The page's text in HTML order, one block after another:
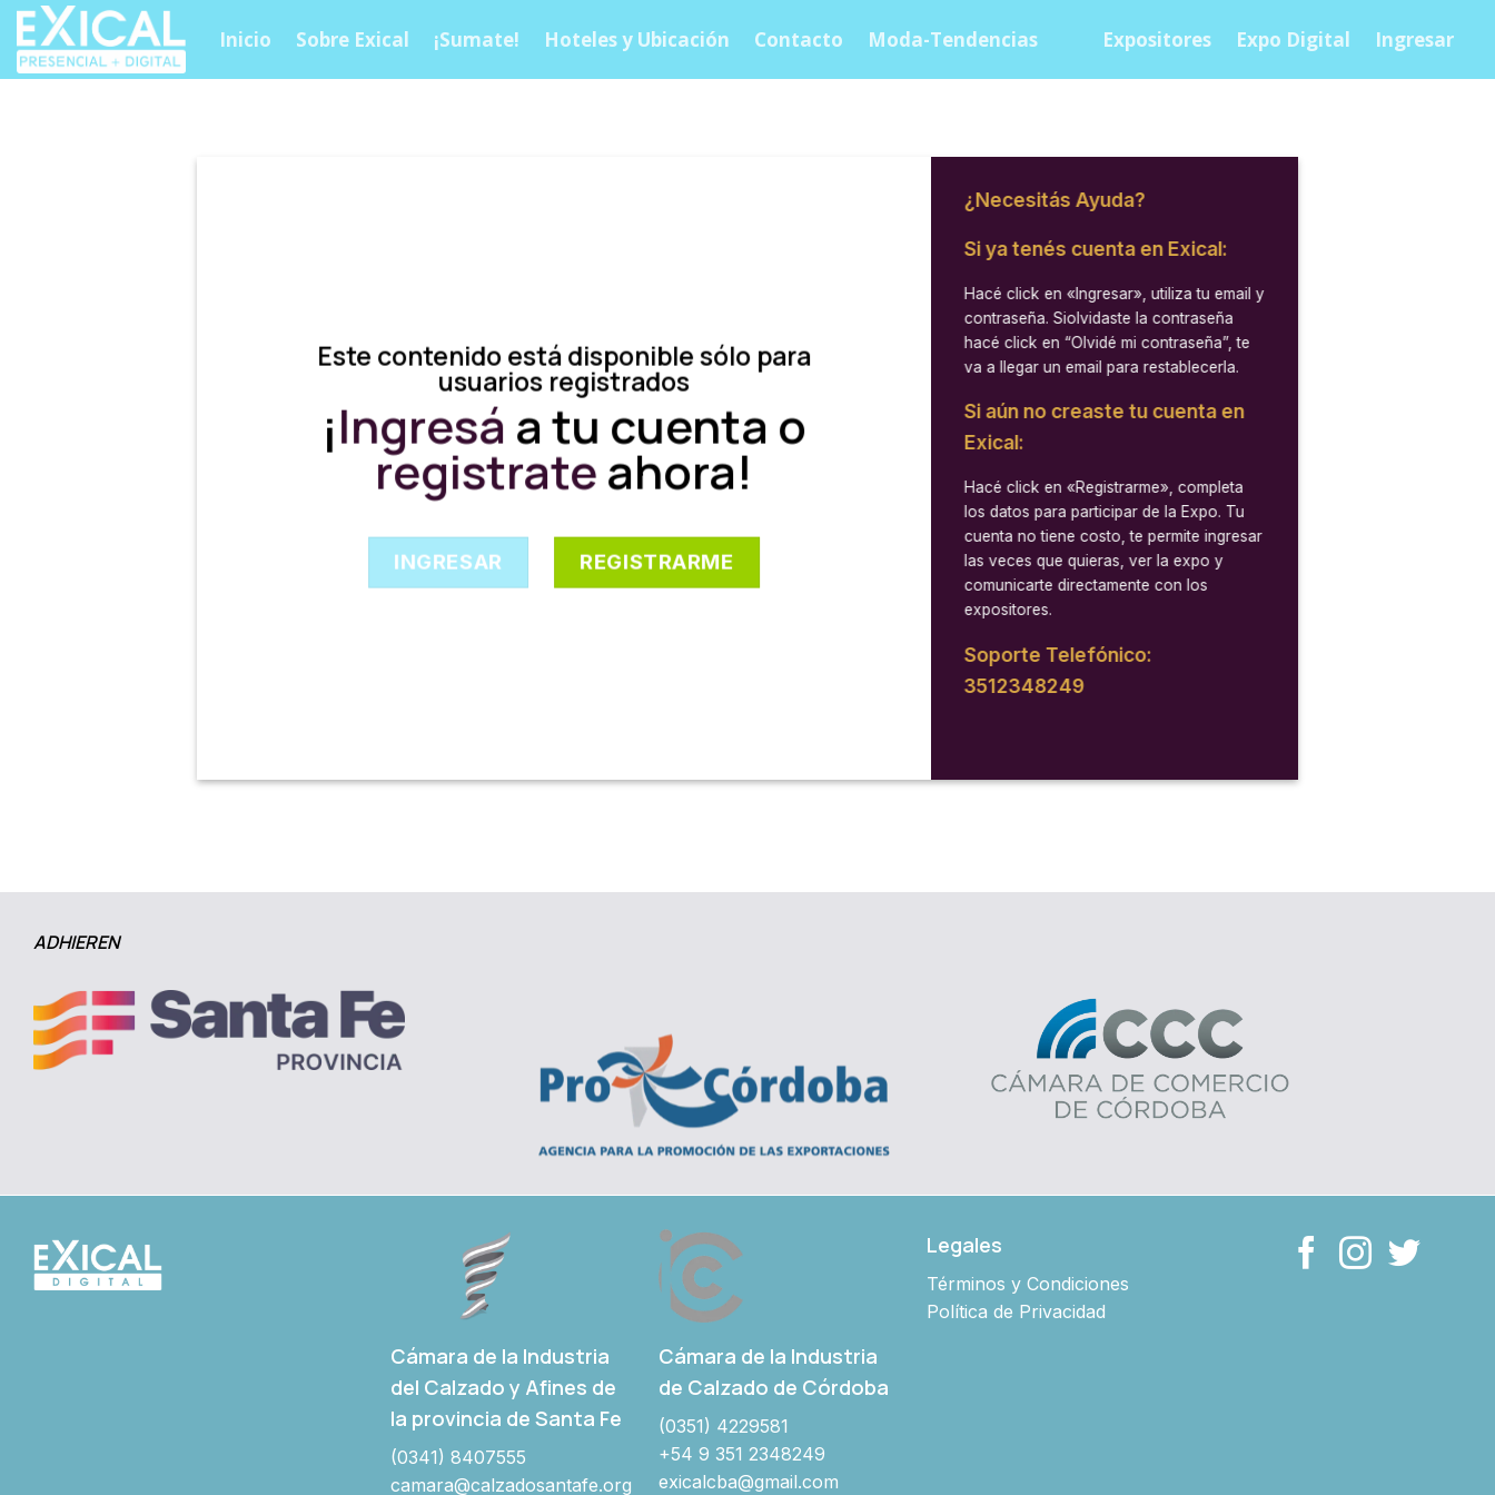
Skip
content
Inicio Sobre Exical ¡Sumate! Hoteles y Ubicación Contacto Moda-Tendencias Expositores Expo Digital Ingresar
Este contenido está disponible sólo para
usuarios registrados
¡Ingresá a tu cuenta o
registrateahora!
INGRESAR REGISTRARME
¿Necesitás Ayuda?
Si ya tenés cuenta en Exical:
Hacé click en «Ingresar», utiliza tu email y
contraseña. Siolvidaste la contraseña
hacé click en “Olvidé mi contraseña”, te
va a llegar un email para restablecerla.
Si aún no creaste tu cuenta en
Exical:
Hacé click en «Registrarme», completa
los datos para participar de la Expo. Tu
cuenta no tiene costo, te permite ingresar
las veces que quieras, ver la expo y
comunicarte directamente con los
expositores.
Soporte Telefónico:
3512348249
ADHIEREN
Cámara de la Industria
del Calzado y Afines de
la provincia de Santa Fe
(0341) 8407555
camara@calzadosantafe.org
Cámara de la Industria
de Calzado de Córdoba
(0351) 4229581
+54 9 351 2348249
exicalcba@gmail.com
Legales
Términos y Condiciones
Política de Privacidad